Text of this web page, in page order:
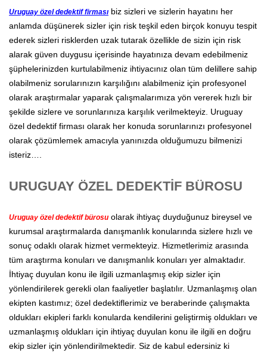
Uruguay özel dedektif firması biz sizleri ve sizlerin hayatını her
anlamda düşünerek sizler için risk teşkil eden birçok konuyu tespit
ederek sizleri risklerden uzak tutarak özellikle de sizin için risk
alarak güven duygusu içerisinde hayatınıza devam edebilmeniz
şüphelerinizden kurtulabilmeniz ihtiyacınız olan tüm delillere sahip
olabilmeniz sorularınızın karşılığını alabilmeniz için profesyonel
olarak araştırmalar yaparak çalışmalarımıza yön vererek hızlı bir
şekilde sizlere ve sorunlarınıza karşılık verilmekteyiz. Uruguay
özel dedektif firması olarak her konuda sorunlarınızı profesyonel
olarak çözümlemek amacıyla yanınızda olduğumuzu bilmenizi
isteriz….
URUGUAY ÖZEL DEDEKTİF BÜROSU
Uruguay özel dedektif bürosu olarak ihtiyaç duyduğunuz bireysel ve
kurumsal araştırmalarda danışmanlık konularında sizlere hızlı ve
sonuç odaklı olarak hizmet vermekteyiz. Hizmetlerimiz arasında
tüm araştırma konuları ve danışmanlık konuları yer almaktadır.
İhtiyaç duyulan konu ile ilgili uzmanlaşmış ekip sizler için
yönlendirilerek gerekli olan faaliyetler başlatılır. Uzmanlaşmış olan
ekipten kastımız; özel dedektiflerimiz ve beraberinde çalışmakta
oldukları ekipleri farklı konularda kendilerini geliştirmiş oldukları ve
uzmanlaşmış oldukları için ihtiyaç duyulan konu ile ilgili en doğru
ekip sizler için yönlendirilmektedir. Siz de kabul edersiniz ki